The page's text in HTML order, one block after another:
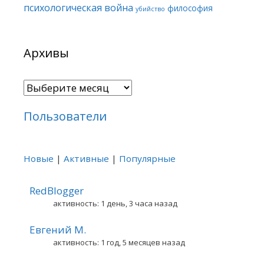
психологическая война убийство философия
Архивы
Архивы
Пользователи
Новые | Активные | Популярные
RedBlogger
активность: 1 день, 3 часа назад
Евгений М.
активность: 1 год, 5 месяцев назад